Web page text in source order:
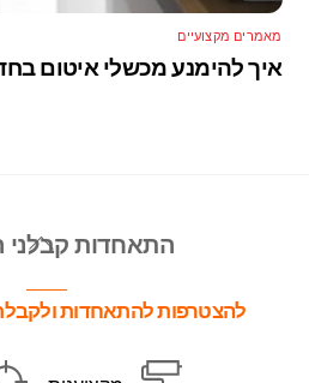
מאמרים מקצועיים
איך להימנע מכשלי איטום
Back
To
Top
התאחדות קבלני
להצטרפות להתאחדות